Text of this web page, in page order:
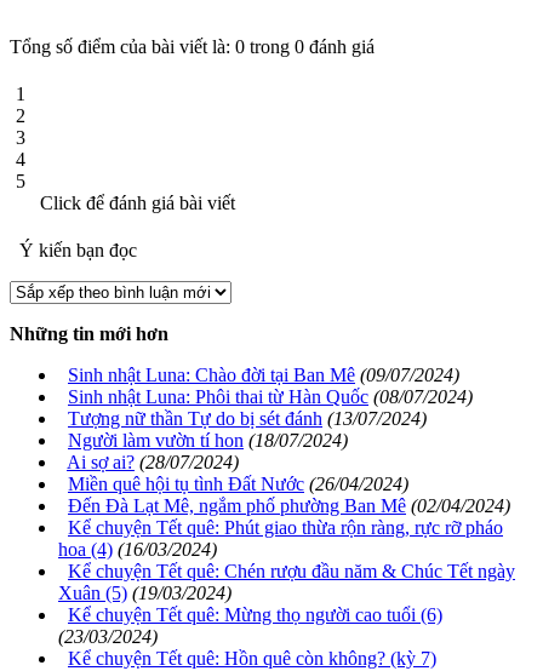
Tổng số điểm của bài viết là: 0 trong 0 đánh giá
1
2
3
4
5
Click để đánh giá bài viết
Ý kiến bạn đọc
Những tin mới hơn
Sinh nhật Luna: Chào đời tại Ban Mê (09/07/2024)
Sinh nhật Luna: Phôi thai từ Hàn Quốc (08/07/2024)
Tượng nữ thần Tự do bị sét đánh (13/07/2024)
Người làm vườn tí hon (18/07/2024)
Ai sợ ai? (28/07/2024)
Miền quê hội tụ tình Đất Nước (26/04/2024)
Đến Đà Lạt Mê, ngắm phố phường Ban Mê (02/04/2024)
Kể chuyện Tết quê: Phút giao thừa rộn ràng, rực rỡ pháo
hoa (4) (16/03/2024)
Kể chuyện Tết quê: Chén rượu đầu năm & Chúc Tết ngày
Xuân (5) (19/03/2024)
Kể chuyện Tết quê: Mừng thọ người cao tuổi (6)
(23/03/2024)
Kể chuyện Tết quê: Hồn quê còn không? (kỳ 7)